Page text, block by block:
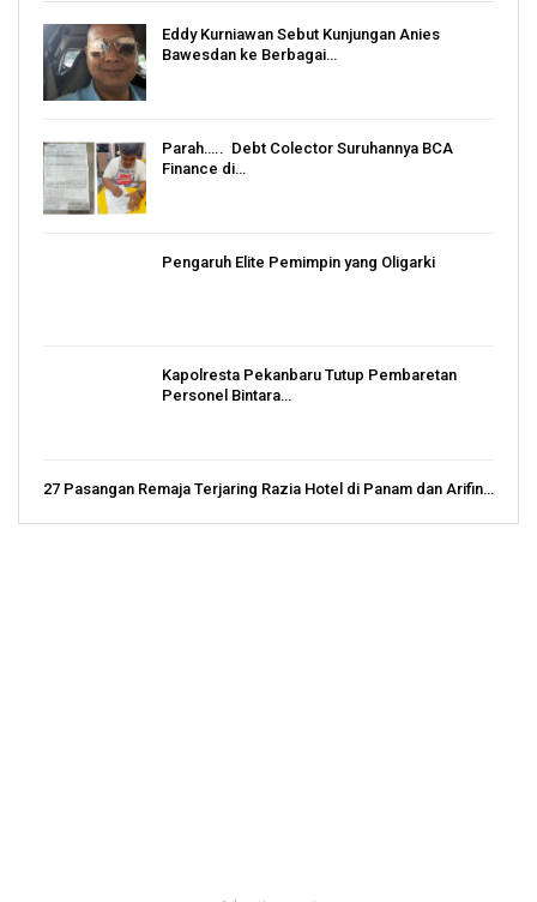
Eddy Kurniawan Sebut Kunjungan Anies
Bawesdan ke Berbagai…
Parah….. Debt Colector Suruhannya BCA
Finance di…
Pengaruh Elite Pemimpin yang Oligarki
Kapolresta Pekanbaru Tutup Pembaretan
Personel Bintara…
27 Pasangan Remaja Terjaring Razia Hotel di Panam dan Arifin…